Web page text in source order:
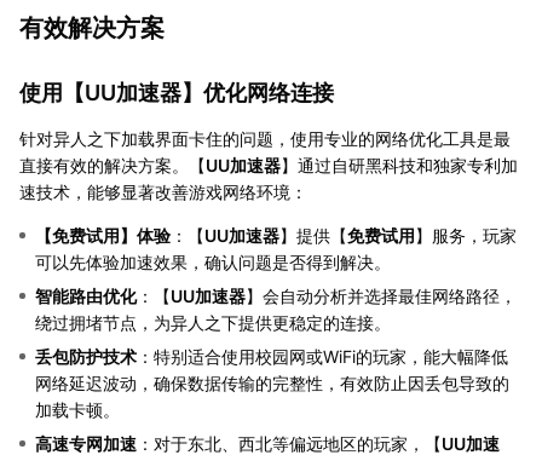
有效解决方案
使用【UU加速器】优化网络连接
针对异人之下加载界面卡住的问题，使用专业的网络优化工具是最
直接有效的解决方案。【UU加速器】通过自研黑科技和独家专利加
速技术，能够显著改善游戏网络环境：
【免费试用】体验 ：【UU加速器】提供【免费试用】服务，玩家
可以先体验加速效果，确认问题是否得到解决。
智能路由优化：【UU加速器】会自动分析并选择最佳网络路径，
绕过拥堵节点，为异人之下提供更稳定的连接。
丢包防护技术 ：特别适合使用校园网或WiFi的玩家，能大幅降低
网络延迟波动，确保数据传输的完整性，有效防止因丢包导致的
加载卡顿。
高速专网加速 ：对于东北、西北等偏远地区的玩家，【UU加速